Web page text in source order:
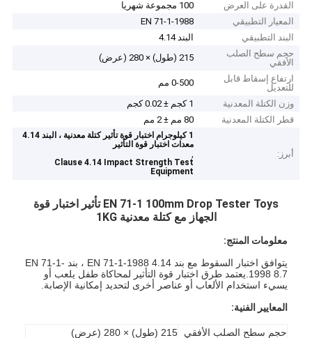
القدرة على العرض
100 مجموعة شهريا
المعيار التطبيقي
EN 71-1-1988
البند التطبيقي
البند 4.14
حجم سطح الصلب
الأفقي
215 (طول) × 280 (عرض)
ارتفاع إسقاط قابل
للتعديل
0-500 مم
وزن الكتلة المعدنية
1 كجم ± 0.02 كجم
قطر الكتلة المعدنية
80 مم ± 2 مم
أبرز:
1 كيلوجرام اختبار قوة تأثير كتلة معدنية ، البند 4.14
معدات اختبار قوة التأثير
,
Clause 4.14 Impact Strength Test
Equipment
EN 71-1 100mm Drop Tester Toys تأثير اختبار قوة
الجهاز مع كتلة معدنية 1KG
معلومات المنتج:
يتوافق اختبار السقوط مع بند EN 71-1-1988 4.14 ، بند EN 71-1-
1998 8.7.يعتمد طرق اختبار قوة التأثير لمحاكاة طفل يلعب أو
يسيء استخدام الألعاب أو عناصر أخرى لتحديد إمكانية الإصابة.
المعايير الفنية:
حجم سطح الصلب الأفقي
215 (طول) × 280 (عرض)